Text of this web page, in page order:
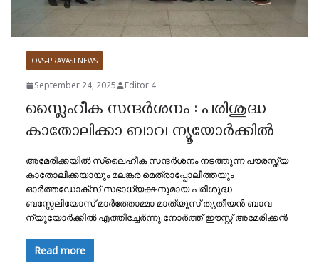
OVS-PRAVASI NEWS
September 24, 2025 Editor 4
സ്ലൈഹീക സന്ദർശനം : പരിശുദ്ധ
കാതോലിക്കാ ബാവ ന്യൂയോർക്കിൽ
അമേരിക്കയിൽ സ്ലൈഹീക സന്ദർശനം നടത്തുന്ന പൗരസ്ത്യ
കാതോലിക്കയായും മലങ്കര മെത്രാപ്പോലീത്തയും
ഓർത്തഡോക്സ്‌ സഭാധ്യക്ഷനുമായ പരിശുദ്ധ
ബസ്സേലിയോസ് മാർത്തോമ്മാ മാത്യൂസ് തൃതീയൻ ബാവ
ന്യൂയോർക്കിൽ എത്തിച്ചേർന്നു.നോർത്ത് ഈസ്റ്റ് അമേരിക്കൻ
Read more